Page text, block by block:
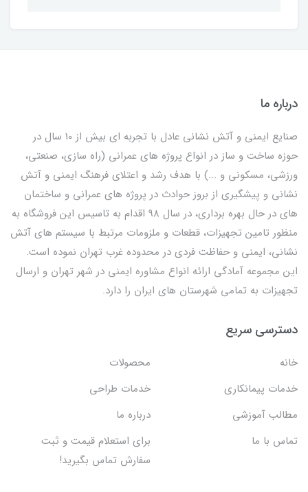
درباره ما
صنایع ایمنی و آتش نشانی عادل با تجربه ای بیش از 10 سال در
حوزه ساخت و ساز در انواع پروژه های عمرانی (راه سازی، صنعتی،
ورزشی، مسکونی و ...) با هدف رشد و اعتلای فرهنگ ایمنی و آتش
نشانی و پیشگیری از بروز حوادث در پروژه های عمرانی و ساختمان
های در حال بهره برداری، در سال 98 اقدام به تاسیس این فروشگاه به
منظور تامین تجهیزات، قطعات و ملزومات مرتبط با سیستم های آتش
نشانی، ایمنی و حفاظت فردی در محدوده غرب تهران نموده است.
این مجموعه آمادگی ارائه انواع مشاوره ایمنی در شهر تهران و ارسال
تجهیزات به تمامی شهرستان های ایران را دارد.
دسترسی سریع
خانه
محصولات
خدمات پیمانکاری
خدمات طراحی
مطالب آموزشی
درباره ما
تماس با ما
برای استعلام قیمت و ثبت
سفارش تماس بگیرید!